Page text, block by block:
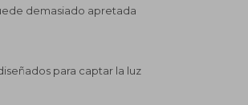
demasiado apretada
para captar la luz